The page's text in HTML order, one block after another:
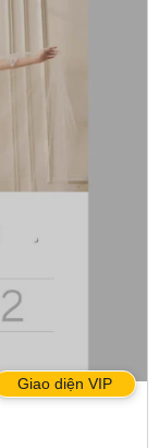
Giao diện VIP